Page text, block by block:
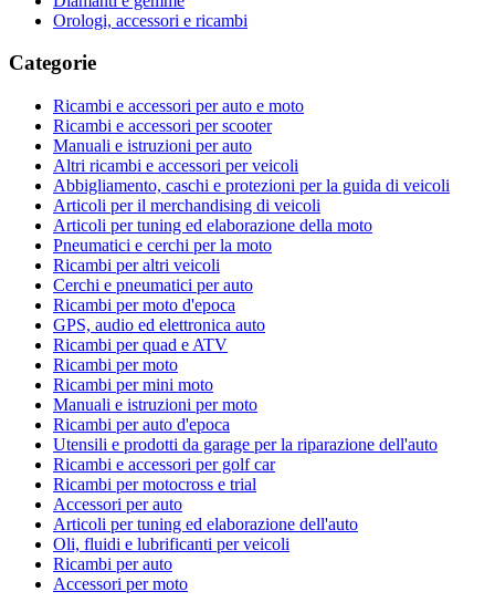
Orologi, accessori e ricambi
Categorie
Ricambi e accessori per auto e moto
Ricambi e accessori per scooter
Manuali e istruzioni per auto
Altri ricambi e accessori per veicoli
Abbigliamento, caschi e protezioni per la guida di veicoli
Articoli per il merchandising di veicoli
Articoli per tuning ed elaborazione della moto
Pneumatici e cerchi per la moto
Ricambi per altri veicoli
Cerchi e pneumatici per auto
Ricambi per moto d'epoca
GPS, audio ed elettronica auto
Ricambi per quad e ATV
Ricambi per moto
Ricambi per mini moto
Manuali e istruzioni per moto
Ricambi per auto d'epoca
Utensili e prodotti da garage per la riparazione dell'auto
Ricambi e accessori per golf car
Ricambi per motocross e trial
Accessori per auto
Articoli per tuning ed elaborazione dell'auto
Oli, fluidi e lubrificanti per veicoli
Ricambi per auto
Accessori per moto